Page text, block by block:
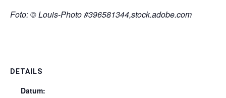
Foto: © Louis-Photo #396581344,stock.adobe.com
DETAILS
Datum: